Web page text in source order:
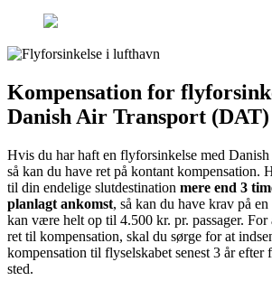
Kompensation for
Danish Air Transport (DAT)
Hvis du har haft en flyforsinkelse med
så kan du have ret på kontant kompensation.
til din endelige slutdestination mere end 3
planlagt ankomst, så kan du have krav på
kan være helt op til 4.500 kr. pr. passager.
ret til kompensation, skal du sørge for at
kompensation til flyselskabet senest 3 år efter
sted.